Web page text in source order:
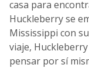
casa para
Huckleberry se
Mississippi con
viaje,
pensar por sí